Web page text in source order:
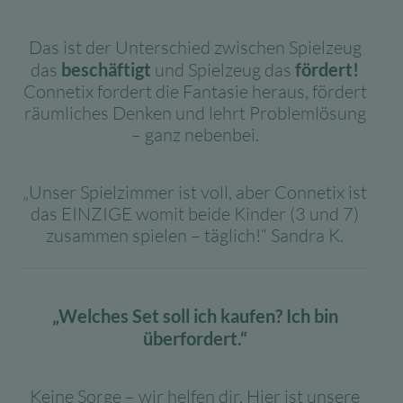
Das ist der Unterschied zwischen Spielzeug
das beschäftigt und Spielzeug das fördert!
Connetix fordert die Fantasie heraus, fördert
räumliches Denken und lehrt Problemlösung
– ganz nebenbei.
„Unser Spielzimmer ist voll, aber Connetix ist
das EINZIGE womit beide Kinder (3 und 7)
zusammen spielen – täglich!“ Sandra K.
„Welches Set soll ich kaufen? Ich bin
überfordert.“
Keine Sorge – wir helfen dir. Hier ist unsere